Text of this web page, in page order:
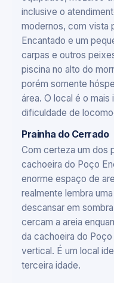
inclusive o
modernos, com vista
Encantado e um
carpas e outros
piscina no alto do
porém somente
área. O local é o
dificuldade de
Prainha do Cerrado
Com certeza um dos
cachoeira do Poço
enorme espaço de
realmente lembra
descansar em
cercam a areia
da cachoeira do
vertical. É um local
terceira idade.